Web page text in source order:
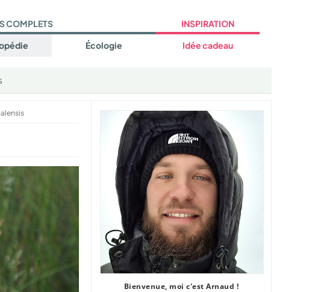
COMPLETS
Écologie
INSPIRATION
Idée cadeau
Bienvenue, moi c'est Arnaud !